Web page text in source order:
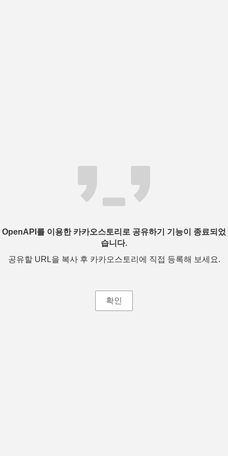
OpenAPI를 이용한 카카오스토리로 공유하기 기능이 종료되었
습니다.
공유할 URL을 복사 후 카카오스토리에 직접 등록해 보세요.
확인